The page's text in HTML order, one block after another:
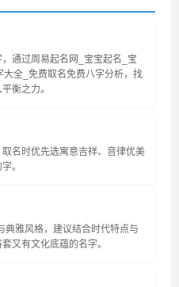
通过周易起名网_宝宝起名_宝
全_免费取名免费八字分析，找
衡之力。
名时优先选寓意吉祥、音律优美
。
雅风格，建议结合时代特点与
又有文化底蕴的名字。